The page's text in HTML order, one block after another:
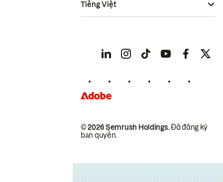
© 2026 Semrush Holdings.Đã đăng ký
bản quyền.
Tiếng Việt